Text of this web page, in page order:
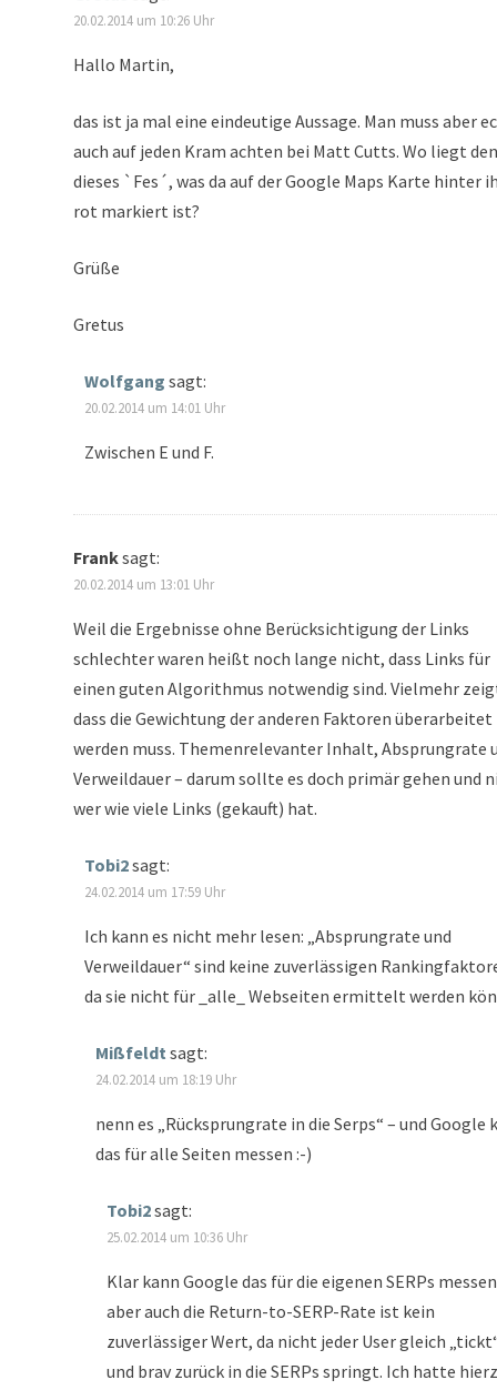
20.02.2014 um 10:26 Uhr
Hallo Martin,
das ist ja mal eine eindeutige Aussage. Man muss aber
auch auf jeden Kram achten bei Matt Cutts. Wo liegt
dieses `Fes´, was da auf der Google Maps Karte hinter
rot markiert ist?
Grüße
Gretus
Wolfgang sagt:
20.02.2014 um 14:01 Uhr
Zwischen E und F.
Franksagt:
20.02.2014 um 13:01 Uhr
Weil die Ergebnisse ohne Berücksichtigung der Links
schlechter waren heißt noch lange nicht, dass Links für
einen guten Algorithmus notwendig sind. Vielmehr
dass die Gewichtung der anderen Faktoren überarbeitet
werden muss. Themenrelevanter Inhalt, Absprungrate
Verweildauer – darum sollte es doch primär gehen und
wer wie viele Links (gekauft) hat.
Tobi2sagt:
24.02.2014 um 17:59 Uhr
Ich kann es nicht mehr lesen: „Absprungrate und
Verweildauer“ sind keine zuverlässigen
da sie nicht für _alle_ Webseiten ermittelt werden
Mißfeldt sagt:
24.02.2014 um 18:19 Uhr
nenn es „Rücksprungrate in die Serps“ – und Google
das für alle Seiten messen :-)
Tobi2sagt:
25.02.2014 um 10:36 Uhr
Klar kann Google das für die eigenen SERPs
aber auch die Return-to-SERP-Rate ist kein
zuverlässiger Wert, da nicht jeder User gleich
und brav zurück in die SERPs springt. Ich hatte